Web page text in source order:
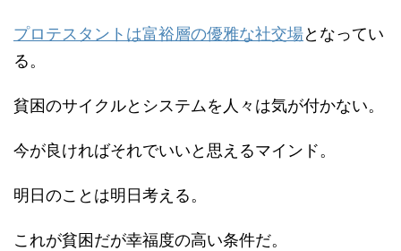
プロテスタントは富裕層の優雅な社交場となってい
る。
貧困のサイクルとシステムを人々は気が付かない。
今が良ければそれでいいと思えるマインド。
明日のことは明日考える。
これが貧困だが幸福度の高い条件だ。